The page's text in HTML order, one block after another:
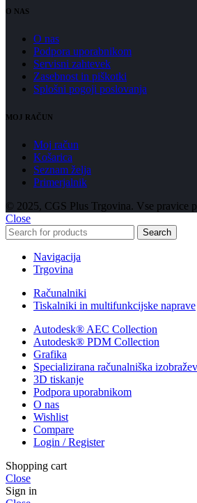
O NAS
O nas
Podpora uporabnikom
Servisni zahtevek
Zasebnost in piškotki
Splošni pogoji poslovanja
MOJ RAČUN
Moj račun
Košarica
Seznam želja
Primerjalnik
© 2025, CGS Plus Trgovina. Vse pravice
Close
Search
Navigacija
Trgovina
Računalniki
Tiskalniki in multifunkcijske naprave
Autodesk® AEC Collection
Autodesk® PDM Collection
Grafika
Specializirana računalniška
3D tiskanje
Podpora uporabnikom
O nas
Wishlist
Compare
Login / Register
Shopping cart
Close
Sign in